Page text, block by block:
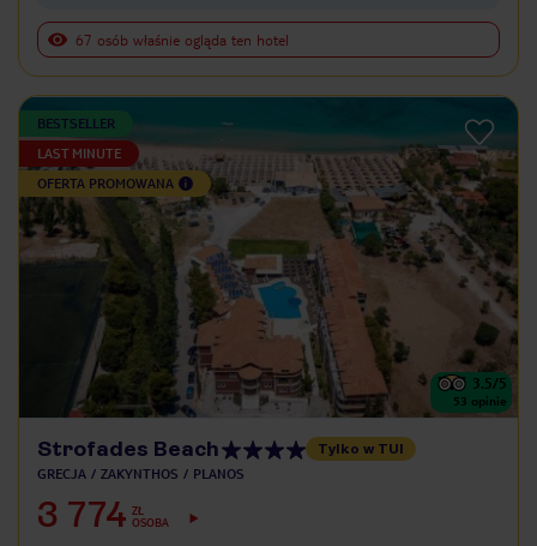
67 osób właśnie ogląda ten hotel
BESTSELLER
LAST MINUTE
OFERTA PROMOWANA
3.5/5
53 opinie
Strofades Beach Tylko w TUI
GRECJA ZAKYNTHOS PLANOS
3 774 ZŁ
OSOBA